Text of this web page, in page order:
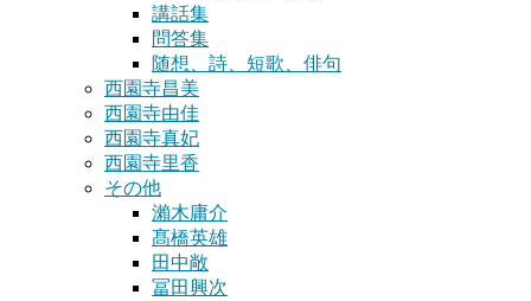
講話集
問答集
随想、詩、短歌、俳句
西園寺昌美
西園寺由佳
西園寺真妃
西園寺里香
その他
瀨木庸介
髙橋英雄
田中敞
冨田興次